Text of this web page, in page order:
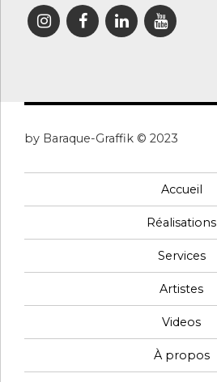
by Baraque-Graffik © 2023
Accueil
Réalisations
Services
Artistes
Videos
À propos